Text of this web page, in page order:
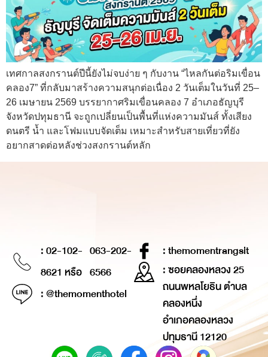
เทศกาลสงกรานต์ปีนี้ยังไม่จบง่าย ๆ กับงาน “ไหลกันต่อริมเขื่อน
คลอง7” ที่กลับมาสร้างความสนุกต่อเนื่อง 2 วันเต็มในวันที่ 25–
26 เมษายน 2569 บรรยากาศริมเขื่อนคลอง 7 อำเภอธัญบุรี
จังหวัดปทุมธานี จะถูกเปลี่ยนเป็นพื้นที่แห่งความมันส์ ทั้งเสียง
ดนตรี น้ำ และโฟมแบบจัดเต็ม เหมาะสำหรับสายเที่ยวที่ยัง
อยากสาดต่อหลังช่วงสงกรานต์หลัก
: 02-102-
8621 หรือ
063-202-
6566
: @themomenthotel
: themomentrangsit
: ซอยคลองหลวง 25
ถนนพหลโยธิน ตำบล
คลองหนึ่ง
อำเภอคลองหลวง
ปทุมธานี 12120